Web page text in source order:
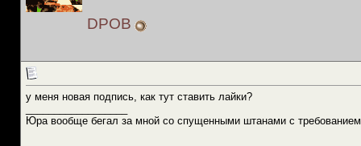
DPOB
у меня новая подпись, как тут ставить лайки?
Юра вообще бегал за мной со спущенными штанами с